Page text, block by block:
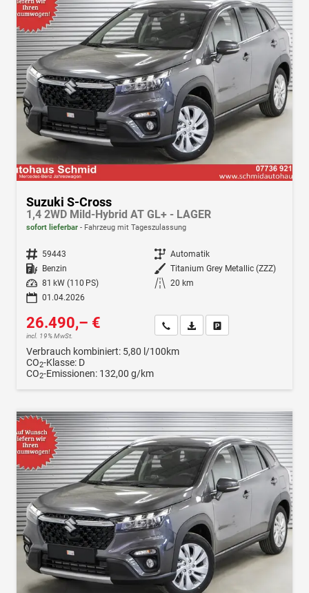
Suzuki S-Cross
1,4 2WD Mild-Hybrid AT GL+ - LAGER
sofort lieferbar Fahrzeug mit Tageszulassung
Fahrzeugnr. 59443 Getriebe Automatik
Kraftstoff Benzin Außenfarbe Titanium Grey Metallic (ZZZ)
Leistung
81 kW (110 PS) Kilometerstand 20 km
01.04.2026
26.490,– €
incl. 19% MwSt.
Wir rufen Sie anFahrzeugexposé (PDF)
Verbrauch kombiniert: 5,80 l/100km
CO2-Klasse: D
CO2-Emissionen: 132,00 g/km